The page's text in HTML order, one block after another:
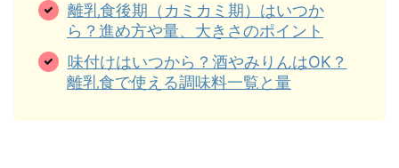
離乳食後期（カミカミ期）はいつか
ら？進め方や量、大きさのポイント
味付けはいつから？酒やみりんはOK？
離乳食で使える調味料一覧と量